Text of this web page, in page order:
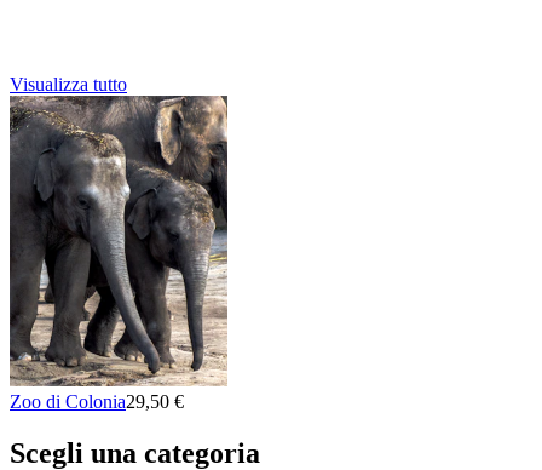
Visualizza tutto
Zoo di Colonia29,50 €
Scegli una categoria